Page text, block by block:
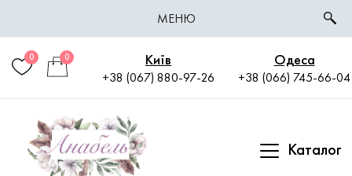
МЕНЮ
Київ
+38 (067) 880-97-26
Одеса
+38 (066) 745-66-04
0 0
Каталог